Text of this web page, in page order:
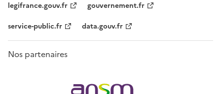
legifrance.gouv.fr
gouvernement.fr
service-public.fr
data.gouv.fr
Nos partenaires